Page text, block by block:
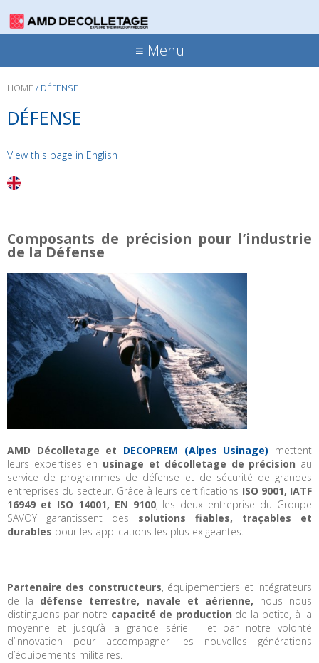
≡ Menu
HOME / DÉFENSE
DÉFENSE
View this page in English
Composants de précision pour l’industrie
de la Défense
AMD Décolletage et DECOPREM (Alpes Usinage) mettent
leurs expertises en usinage et décolletage de précision au
service de programmes de défense et de sécurité de grandes
entreprises du secteur. Grâce à leurs certifications ISO 9001, IATF
16949 et ISO 14001, EN 9100, les deux entreprise du Groupe
SAVOY garantissent des solutions fiables, traçables et
durables pour les applications les plus exigeantes.
Partenaire des constructeurs, équipementiers et intégrateurs
de la défense terrestre, navale et aérienne, nous nous
distinguons par notre capacité de production de la petite, à la
moyenne et jusqu’à la grande série – et par notre volonté
d’innovation pour accompagner les nouvelles générations
d’équipements militaires.